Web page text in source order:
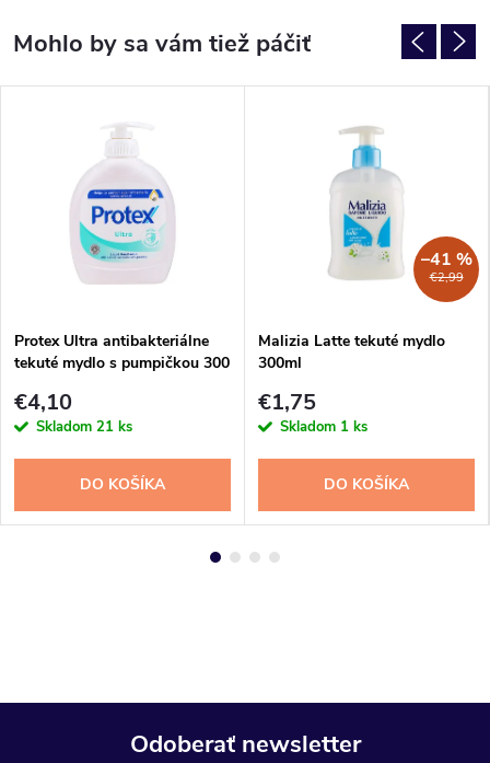
Protex Ultra antibakteriálne
tekuté mydlo s pumpičkou 300
€4,10
Skladom 21 ks
DO KOŠÍKA
€2,99
–41 %
Malizia Latte tekuté mydlo
300ml
€1,75
Skladom 1 ks
DO KOŠÍKA
Odoberať newsletter